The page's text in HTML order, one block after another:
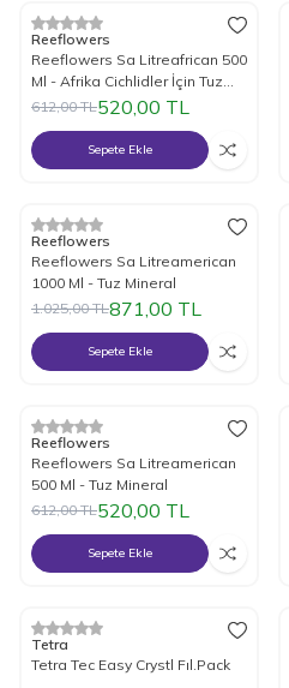
%15İndirim
Reeflowers
Reeflowers Sa Litreafrican 500
Ml - Afrika Cichlidler İçin Tuz
Mineral
612,00TL520,00 TL
Sepete Ekle
%15İndirim
Reeflowers
Reeflowers Sa Litreamerican
1000 Ml - Tuz Mineral
1.025,00TL871,00 TL
Sepete Ekle
%15İndirim
Reeflowers
Reeflowers Sa Litreamerican
500 Ml - Tuz Mineral
612,00TL520,00 TL
Sepete Ekle
%15İndirim
Tetra
Tetra Tec Easy Crystl Fıl.Pack